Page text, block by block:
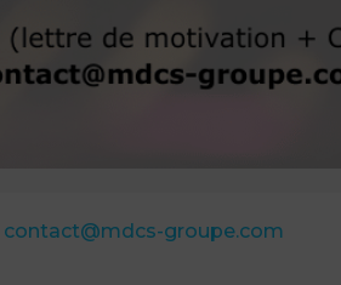
contact@mdcs-groupe.com